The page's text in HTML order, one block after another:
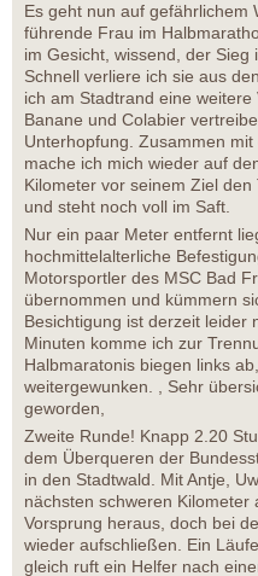
Es geht nun auf gefährlichem
führende Frau im
im Gesicht, wissend, der
Schnell verliere ich sie aus
ich am Stadtrand eine
Banane und Colabier
Unterhopfung. Zusammen
mache ich mich wieder auf
Kilometer vor seinem Ziel
und steht noch voll im Saft.
Nur ein paar Meter entfernt
hochmittelalterliche
Motorsportler des MSC Bad
übernommen und kümmern
Besichtigung ist derzeit leider
Minuten komme ich zur
Halbmaratonis biegen links
weitergewunken. , Sehr
geworden,
Zweite Runde! Knapp 2.20
dem Überqueren der
in den Stadtwald. Mit Antje,
nächsten schweren Kilometer
Vorsprung heraus, doch bei
wieder aufschließen. Ein
gleich ruft ein Helfer nach